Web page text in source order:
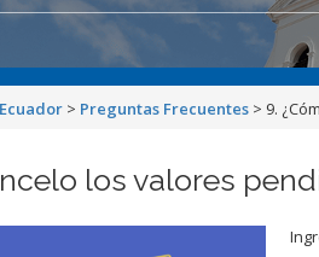
> Preguntas Frecuentes > 9.
los valores